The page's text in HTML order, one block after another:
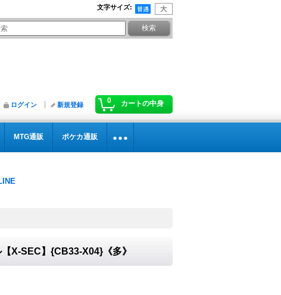
文字サイズ:
0 カートの中身
ログイン 新規登録
MTG通販 ポケカ通販
X-SEC】{CB33-X04}《多》